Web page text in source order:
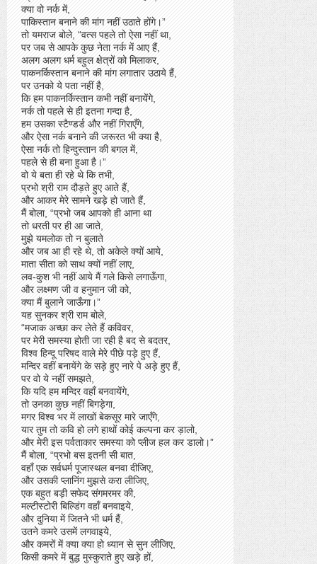
क्या वो नर्क में,
पाकिस्तान बनाने की मांग नहीं उठाते होंगे।”
तो यमराज बोले, “वत्स पहले तो ऐसा नहीं था,
पर जब से आपके कुछ नेता नर्क में आए हैं,
अलग अलग धर्म बहुल क्षेत्रों को मिलाकर,
पाकनर्किस्तान बनाने की मांग लगातार उठाये हैं,
पर उनको ये पता नहीं है,
कि हम पाकनर्किस्तान कभी नहीं बनायेंगे,
नर्क तो पहले से ही इतना गन्दा है,
हम उसका स्टैण्डर्ड और नहीं गिराएँगे,
और ऐसा नर्क बनाने की जरूरत भी क्या है,
ऐसा नर्क तो हिन्दुस्तान की बगल में,
पहले से ही बना हुआ है।”
वो ये बता ही रहे थे कि तभी,
प्रभो श्री राम दौड़ते हुए आते हैं,
और आकर मेरे सामने खड़े हो जाते हैं,
मैं बोला, “प्रभो जब आपको ही आना था
तो धरती पर ही आ जाते,
मुझे यमलोक तो न बुलाते
और जब आ ही रहे थे, तो अकेले क्यों आये,
माता सीता को साथ क्यों नहीं लाए,
लव-कुश भी नहीं आये मैं गले किसे लगाऊँगा,
और लक्ष्मण जी व हनुमान जी को,
क्या मैं बुलाने जाऊँगा।”
यह सुनकर श्री राम बोले,
“मजाक अच्छा कर लेते हैं कविवर,
पर मेरी समस्या होती जा रही है बद से बदतर,
विश्व हिन्दू परिषद वाले मेरे पीछे पड़े हुए हैं,
मन्दिर वहीं बनायेंगे के सड़े हुए नारे पे अड़े हुए हैं,
पर वो ये नहीं समझते,
कि यदि हम मन्दिर वहाँ बनवायेंगे,
तो उनका कुछ नहीं बिगड़ेगा,
मगर विश्व भर में लाखों बेकसूर मारे जाएँगे,
यार तुम तो कवि हो लगे हाथों कोई कल्पना कर ड़ालो,
और मेरी इस पर्वताकार समस्या को प्लीज हल कर डालो।”
मैं बोला, “प्रभो बस इतनी सी बात,
वहाँ एक सर्वधर्म पूजास्थल बनवा दीजिए,
और उसकी प्लानिंग मुझसे करा लीजिए,
एक बहुत बड़ी सफेद संगमरमर की,
मल्टीस्टोरी बिल्डिंग वहाँ बनवाइये,
और दुनिया में जितने भी धर्म हैं,
उतने कमरे उसमें लगवाइये,
और कमरों में क्या क्या हो ध्यान से सुन लीजिए,
किसी कमरे में बुद्ध मुस्कुराते हुए खड़े हों,